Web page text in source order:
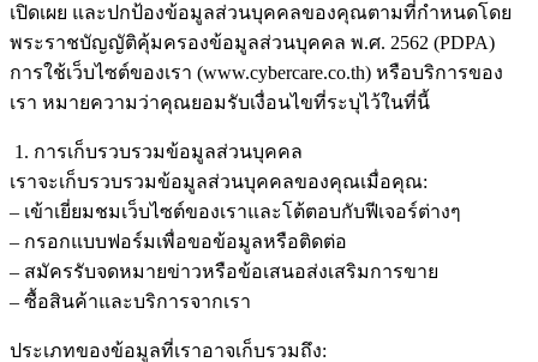
เปิดเผย และปกป้องข้อมูลส่วนบุคคลของคุณตามที่กำหนดโดย
พระราชบัญญัติคุ้มครองข้อมูลส่วนบุคคล พ.ศ. 2562 (PDPA)
การใช้เว็บไซต์ของเรา (www.cybercare.co.th) หรือบริการของ
เรา หมายความว่าคุณยอมรับเงื่อนไขที่ระบุไว้ในที่นี้
1. การเก็บรวบรวมข้อมูลส่วนบุคคล
เราจะเก็บรวบรวมข้อมูลส่วนบุคคลของคุณเมื่อคุณ:
– เข้าเยี่ยมชมเว็บไซต์ของเราและโต้ตอบกับฟีเจอร์ต่างๆ
– กรอกแบบฟอร์มเพื่อขอข้อมูลหรือติดต่อ
– สมัครรับจดหมายข่าวหรือข้อเสนอส่งเสริมการขาย
– ซื้อสินค้าและบริการจากเรา
ประเภทของข้อมูลที่เราอาจเก็บรวมถึง: